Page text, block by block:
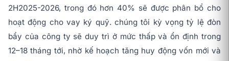
2H2025-2026, trong đó hơn 40% sẽ được phân bổ cho
hoạt động cho vay ký quỹ. chúng tôi kỳ vọng tỷ lệ đòn
bẩy của công ty sẽ duy trì ở mức thấp và ổn định trong
12–18 tháng tới, nhờ kế hoạch tăng huy động vốn mới và